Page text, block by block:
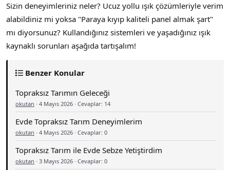
Sizin deneyimleriniz neler? Ucuz yollu ışık çözümleriyle verim
alabildiniz mi yoksa "Paraya kıyıp kaliteli panel almak şart"
mı diyorsunuz? Kullandığınız sistemleri ve yaşadığınız ışık
kaynaklı sorunları aşağıda tartışalım!
Benzer Konular
Topraksız Tarımın Geleceği
okutan · 4 Mayıs 2026 · Cevaplar: 14
Evde Topraksız Tarım Deneyimlerim
okutan · 4 Mayıs 2026 · Cevaplar: 0
Topraksız Tarım ile Evde Sebze Yetiştirdim
okutan · 3 Mayıs 2026 · Cevaplar: 0